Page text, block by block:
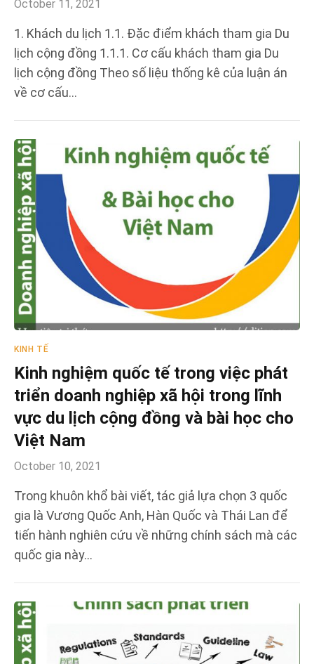
October 11, 2021
1. Khách du lịch 1.1. Đặc điểm khách tham gia Du
lịch cộng đồng 1.1.1. Cơ cấu khách tham gia Du
lịch cộng đồng Theo số liệu thống kê của luận án
về cơ cấu…
KINH TẾ
Kinh nghiệm quốc tế trong việc phát
triển doanh nghiệp xã hội trong lĩnh
vực du lịch cộng đồng và bài học cho
Việt Nam
October 10, 2021
Trong khuôn khổ bài viết, tác giả lựa chọn 3 quốc
gia là Vương Quốc Anh, Hàn Quốc và Thái Lan để
tiến hành nghiên cứu về những chính sách mà các
quốc gia này…